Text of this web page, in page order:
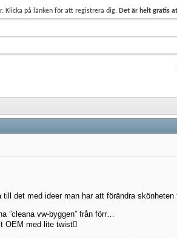
Klicka på länken för att registrera dig. Det är helt gratis
det med ideer man har att förändra
”cleana vw-byggen” från förr…
OEM med lite twist